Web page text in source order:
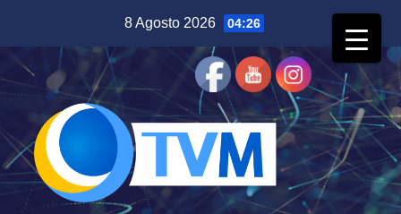
contenuto
8 Agosto 2026 04:26